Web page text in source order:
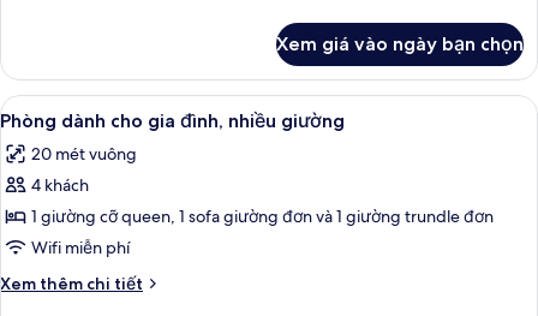
Superior
Twin
Xem giá vào ngày bạn chọn
Xem
tất
cả
ảnh
Phòng
dành
cho
gia
Phòng dành cho gia đình, nhiều
5
Phòng dành cho gia đình, nhiều giường
20 mét vuông
4 khách
1 giường cỡ queen, 1 sofa giường đơn và 1 giường trundle đơn
Wifi miễn phí
Xem thêm chi tiết
Chi